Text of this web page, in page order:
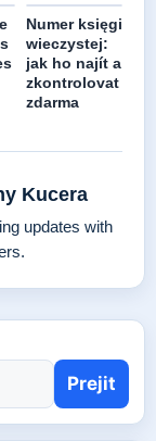
Numer księgi
wieczystej:
jak ho najít a
zkontrolovat
zdarma
Kucera
updates with
Prejit